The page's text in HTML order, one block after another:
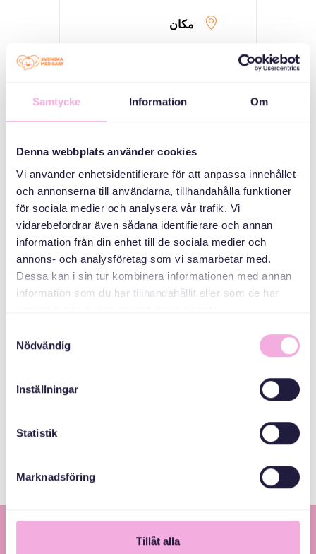
Samtycke Information Om
Denna webbplats använder cookies
Vi använder enhetsidentifierare för att anpassa innehållet
och annonserna till användarna, tillhandahålla funktioner
för sociala medier och analysera vår trafik. Vi
vidarebefordrar även sådana identifierare och annan
information från din enhet till de sociala medier och
annons- och analysföretag som vi samarbetar med.
Dessa kan i sin tur kombinera informationen med annan
information som du har tillhandahållit eller som de har
Nödvändig
Inställningar
Statistik
Marknadsföring
Tillåt alla
مکان
جلسات برای
پناهجویان و پناهندگان
اوکراینی
سازمان دهنده